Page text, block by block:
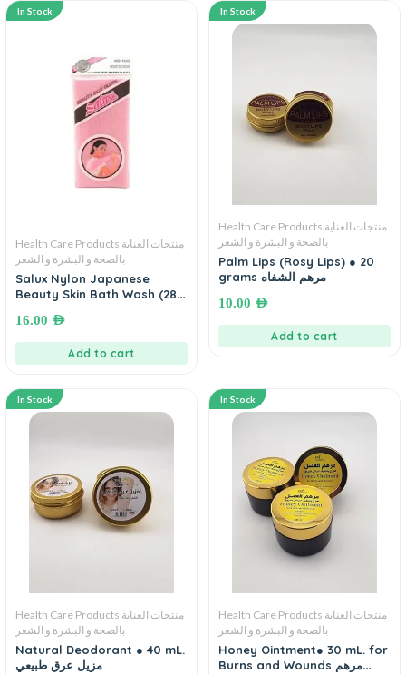
In Stock
Health Care Products منتجات العناية
بالصحة و البشرة و الشعر
Salux Nylon Japanese
Beauty Skin Bath Wash (28
16.00 AED
Add to cart
In Stock
Health Care Products منتجات العناية
بالصحة و البشرة و الشعر
Palm Lips (Rosy Lips) ● 20
grams مرهم الشفاه
10.00 AED
Add to cart
In Stock
Health Care Products منتجات العناية
بالصحة و البشرة و الشعر
Natural Deodorant ● 40 mL.
مزيل عرق طبيعي
In Stock
Health Care Products منتجات العناية
بالصحة و البشرة و الشعر
Honey Ointment● 30 mL. for
Burns and Wounds مرهم